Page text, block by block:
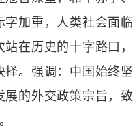
字加重，人类社会面临
在历史的十字路口，
。强调：中国始终坚
展的外交政策宗旨，致